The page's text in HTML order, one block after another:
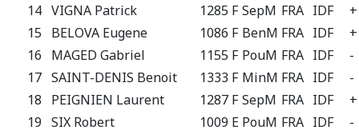
14 VIGNA Patrick 1285 F SepM FRA IDF
15
BELOVA Eugene 1086 F BenM FRA IDF
16
MAGED Gabriel 1155 F PouM FRA IDF
-
17 SAINT-DENIS Benoit 1333 F MinM FRA IDF
-
18
PEIGNIEN Laurent 1287 F SepM FRA IDF
19 SIX Robert 1009 E PouM FRA IDF
-